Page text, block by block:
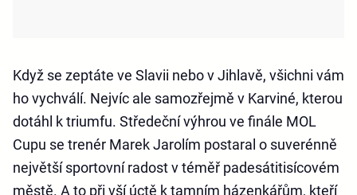
Když se zeptáte ve Slavii nebo v Jihlavě, všichni vám
ho vychválí. Nejvíc ale samozřejmě v Karviné, kterou
dotáhl k triumfu. Středeční výhrou ve finále MOL
Cupu se trenér Marek Jarolím postaral o suverénně
největší sportovní radost v téměř padesátitisícovém
městě. A to při vší úctě k tamním házenkářům, kteří